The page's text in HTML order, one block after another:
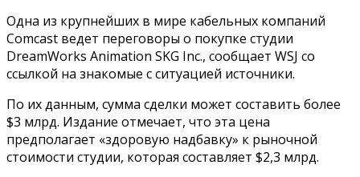
Одна из крупнейших в мире кабельных компаний
Comcast ведет переговоры о покупке студии
DreamWorks Animation SKG Inc., сообщает WSJ со
ссылкой на знакомые с ситуацией источники.
По их данным, сумма сделки может составить более
$3 млрд. Издание отмечает, что эта цена
предполагает «здоровую надбавку» к рыночной
стоимости студии, которая составляет $2,3 млрд.